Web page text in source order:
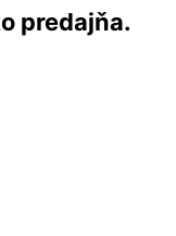
predajňa.